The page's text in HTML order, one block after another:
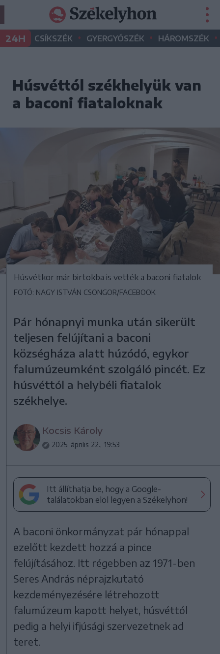
24H CSÍKSZÉK • GYERGYÓSZÉK • HÁROMSZÉK •
Húsvéttól székhelyük van
a baconi fiataloknak
Húsvétkor már birtokba is vették a baconi fiatalok
FOTÓ: NAGY ISTVÁN CSONGOR/FACEBOOK
Pár hónapnyi munka után sikerült
teljesen felújítani a baconi
községháza alatt húzódó, egykor
falumúzeumként szolgáló pincét. Ez
húsvéttól a helybéli fiatalok
székhelye.
Kocsis Károly
2025. április 22., 19:53
Itt állíthatja be, hogy a Google-
találatokban elöl legyen a Székelyhon!
A baconi önkormányzat pár hónappal
ezelőtt kezdett hozzá a pince
felújításához. Itt régebben az 1971-ben
Seres András néprajzkutató
kezdeményezésére létrehozott
falumúzeum kapott helyet, húsvéttól
pedig a helyi ifjúsági szervezetnek ad
teret.